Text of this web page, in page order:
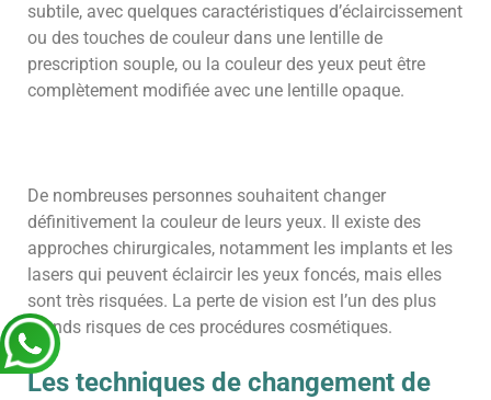
subtile, avec quelques caractéristiques d’éclaircissement
ou des touches de couleur dans une lentille de
prescription souple, ou la couleur des yeux peut être
complètement modifiée avec une lentille opaque.
De nombreuses personnes souhaitent changer
définitivement la couleur de leurs yeux. Il existe des
approches chirurgicales, notamment les implants et les
lasers qui peuvent éclaircir les yeux foncés, mais elles
sont très risquées. La perte de vision est l’un des plus
grands risques de ces procédures cosmétiques.
Les techniques de changement de